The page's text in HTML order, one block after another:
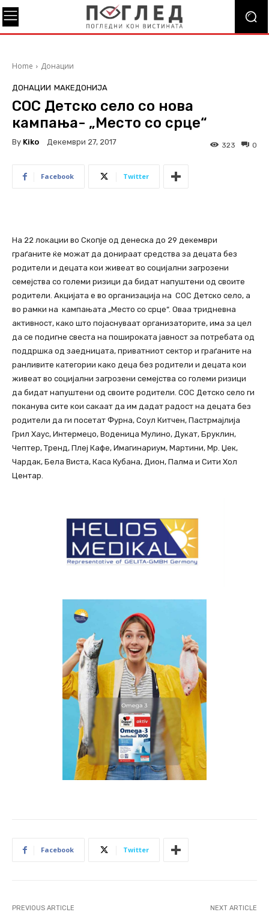
Home Донации
ДОНАЦИИ МАКЕДОНИЈА
СОС Детско село со нова
кампања- „Место со срце“
By Kiko Декември 27, 2017 0
323
Facebook Twitter
На 22 локации во Скопје од денеска до 29 декември
граѓаните ќе можат да донираат средства за децата без
родители и децата кои живеат во социјални загрозени
семејства со големи ризици да бидат напуштени од своите
родители. Акцијата е во организација на СОС Детско село, а
во рамки на кампањата „Место со срце“. Оваа тридневна
активност, како што појаснуваат организаторите, има за цел
да се подигне свеста на пошироката јавност за потребата од
поддршка од заедницата, приватниот сектор и граѓаните на
ранливите категории како деца без родители и децата кои
живеат во социјални загрозени семејства со големи ризици
да бидат напуштени од своите родители. СОС Детско село ги
поканува сите кои сакаат да им дадат радост на децата без
родители да ги посетат Фурна, Соул Китчен, Пастрмајлија
Грил Хаус, Интермецо, Воденица Мулино, Дукат, Бруклин,
Чептер, Тренд, Плеј Кафе, Имагинариум, Мартини, Мр. Џек,
Чардак, Бела Виста, Каса Кубана, Дион, Палма и Сити Хол
Центар.
Facebook Twitter
PREVIOUS ARTICLE NEXT ARTICLE